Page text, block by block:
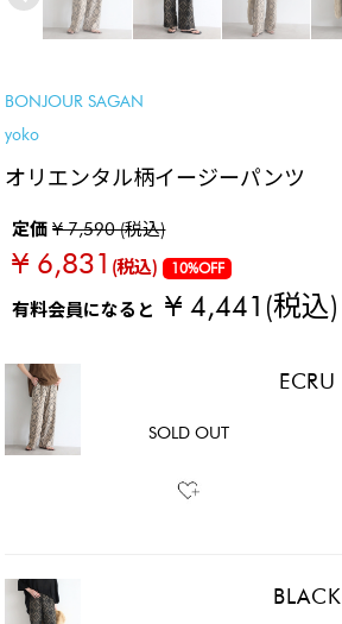
BONJOUR SAGAN
yoko
オリエンタル柄イージーパンツ
定価¥ 7,590 (税込)
¥ 6,831 (税込) 10%OFF
有料会員になると¥ 4,441 (税込)
ECRU
SOLD OUT
BLACK